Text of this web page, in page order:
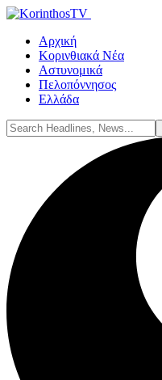
Αρχική
Κορινθιακά Νέα
Αστυνομικά
Πελοπόννησος
Ελλάδα